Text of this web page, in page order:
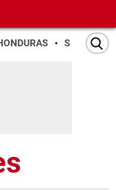
SAN PEDRO